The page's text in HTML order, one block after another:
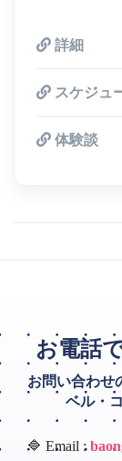
詳細
スケジュ
体験談
お電話
お問い合わせ
ベル・
🔷 Email :